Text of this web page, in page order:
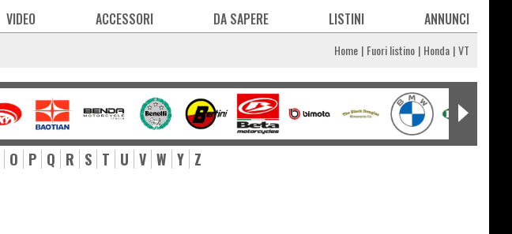
VIDEO ACCESSORI DA SAPERE LISTINI ANNUNCI
Home Fuori listino Honda VT
O P Q R S T U V W Y Z